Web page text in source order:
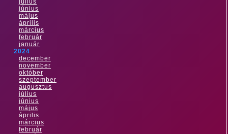
július
június
május
április
március
február
január
2024
december
november
október
szeptember
augusztus
július
június
május
április
március
február